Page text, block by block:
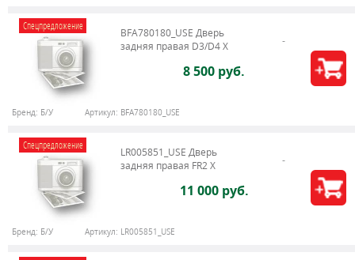
Спецпредложение
BFA780180_USE Дверь
задняя правая D3/D4 X
8 500 руб.
Бренд: Б/У Артикул: BFA780180_USE
Спецпредложение
LR005851_USE Дверь
задняя правая FR2 X
11 000 руб.
Бренд: Б/У Артикул: LR005851_USE